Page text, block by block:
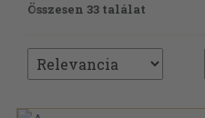
Összesen 33 találat